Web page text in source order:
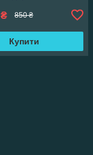
₴ 850 ₴
Купити